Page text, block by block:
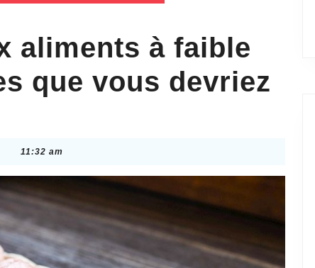
aliments à faible
que vous devriez
11:32 am